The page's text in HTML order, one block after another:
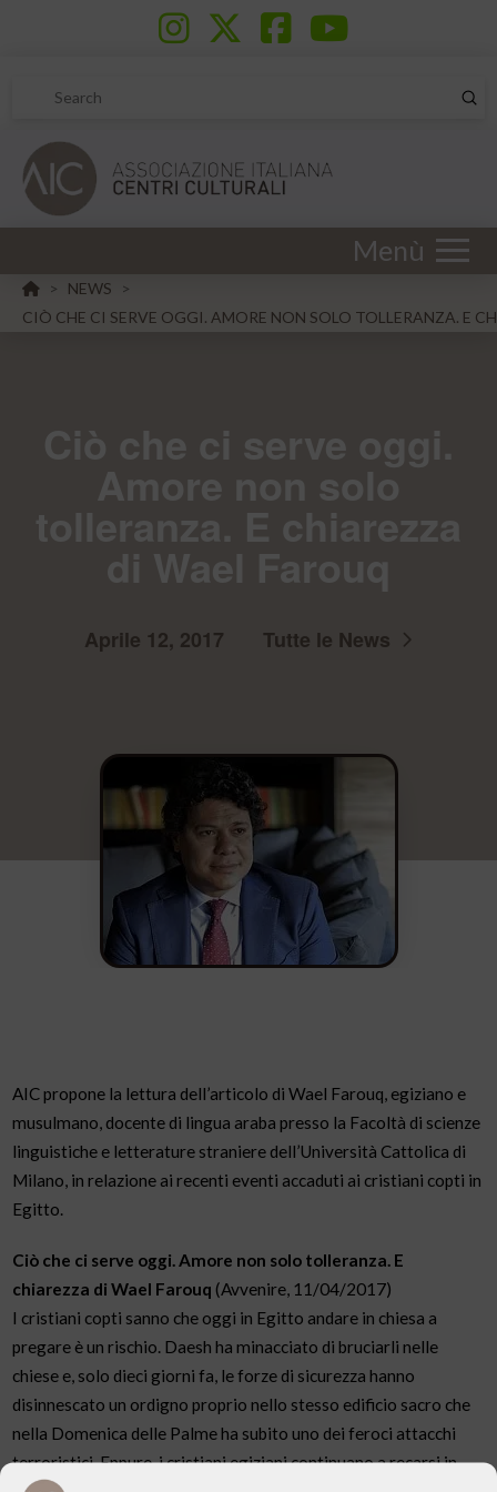
Search
Menù
HOME
> NEWS
>
CIÒ CHE CI SERVE OGGI. AMORE NON SOLO TOLLERANZA. E
Aprile 12, 2017 Tutte le News
AIC propone la lettura dell’articolo di Wael Farouq, egiziano e
musulmano, docente di lingua araba presso la Facoltà di scienze
linguistiche e letterature straniere dell’Università Cattolica di
Milano, in relazione ai recenti eventi accaduti ai cristiani copti in
Egitto.
Ciò che ci serve oggi. Amore non solo tolleranza. E
chiarezza di Wael Farouq (Avvenire, 11/04/2017)
I cristiani copti sanno che oggi in Egitto andare in chiesa a
pregare è un rischio. Daesh ha minacciato di bruciarli nelle
chiese e, solo dieci giorni fa, le forze di sicurezza hanno
disinnescato un ordigno proprio nello stesso edificio sacro che
nella Domenica delle Palme ha subito uno dei feroci attacchi
terroristici. Eppure, i cristiani egiziani continuano a recarsi in